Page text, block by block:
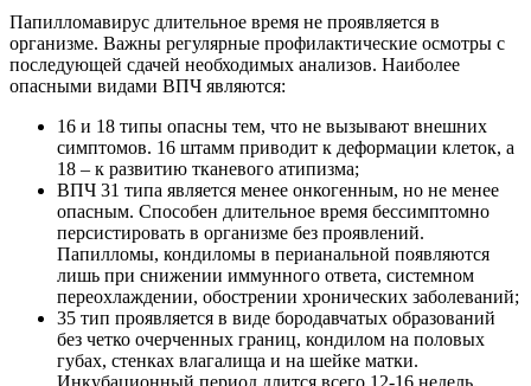
Папилломавирус длительное время не проявляется в
организме. Важны регулярные профилактические осмотры с
последующей сдачей необходимых анализов. Наиболее
опасными видами ВПЧ являются:
16 и 18 типы опасны тем, что не вызывают внешних
симптомов. 16 штамм приводит к деформации клеток, а
18 – к развитию тканевого атипизма;
ВПЧ 31 типа является менее онкогенным, но не менее
опасным. Способен длительное время бессимптомно
персистировать в организме без проявлений.
Папилломы, кондиломы в перианальной появляются
лишь при снижении иммунного ответа, системном
переохлаждении, обострении хронических заболеваний;
35 тип проявляется в виде бородавчатых образований
без четко очерченных границ, кондилом на половых
губах, стенках влагалища и на шейке матки.